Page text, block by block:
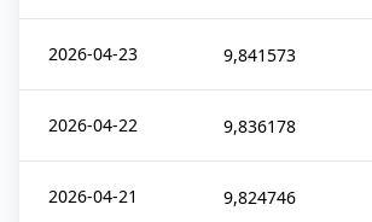
2026-04-23 9,841573
2026-04-22 9,836178
2026-04-21 9,824746